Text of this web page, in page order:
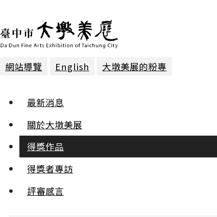
網站導覽 English 大墩美展的粉專
最新消息
關於大墩美展
得獎作品
得獎者專訪
評審感言
篆刻 | 第一名
尚友齋篆刻近業 川內佑毅